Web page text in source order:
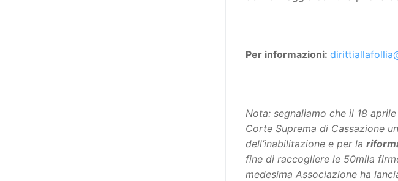
Per informazioni:
Nota: segnaliamo che il 18
Corte Suprema di Cassazione
dell’inabilitazione e per la
fine di raccogliere le 50mila
medesima Associazione ha